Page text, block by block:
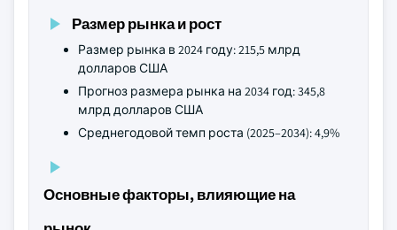
Размер рынка и рост
Размер рынка в 2024 году: 215,5 млрд
долларов США
Прогноз размера рынка на 2034 год: 345,8
млрд долларов США
Среднегодовой темп роста (2025–2034): 4,9%
Основные факторы, влияющие на